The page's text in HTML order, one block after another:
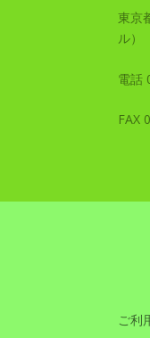
東京
ル）
電話
FAX
ご利